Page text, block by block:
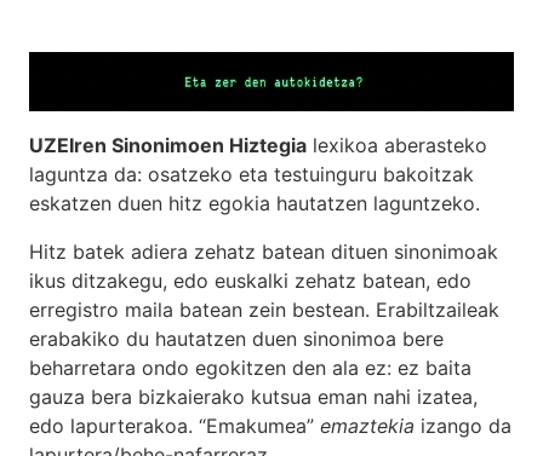
UZEIren Sinonimoen Hiztegia lexikoa aberasteko
laguntza da: osatzeko eta testuinguru bakoitzak
eskatzen duen hitz egokia hautatzen laguntzeko.
Hitz batek adiera zehatz batean dituen sinonimoak
ikus ditzakegu, edo euskalki zehatz batean, edo
erregistro maila batean zein bestean. Erabiltzaileak
erabakiko du hautatzen duen sinonimoa bere
beharretara ondo egokitzen den ala ez: ez baita
gauza bera bizkaierako kutsua eman nahi izatea,
edo lapurterakoa. “Emakumea” emaztekia izango da